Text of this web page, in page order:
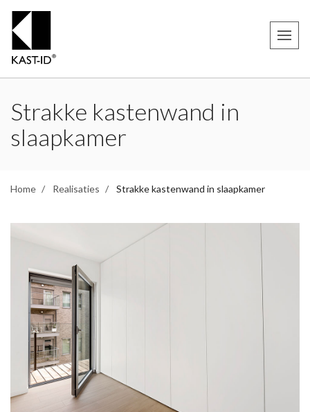
Strakke kastenwand in
slaapkamer
Home Realisaties Strakke kastenwand in slaapkamer